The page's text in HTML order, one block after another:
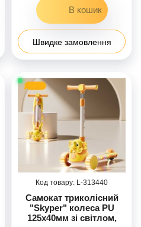
Швидке замовлення
313440
Самокат триколісний
"Skyper" колеса PU
125х40мм зі світлом,